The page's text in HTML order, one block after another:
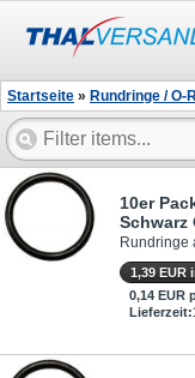
Startseite » Rundringe / O-
10er
Schwarz
Rundringe
1,39 EUR
0,14 EUR